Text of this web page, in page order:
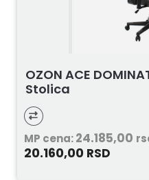
OZON ACE
Stolica
MP cena:24.185,00
20.160,00 RSD